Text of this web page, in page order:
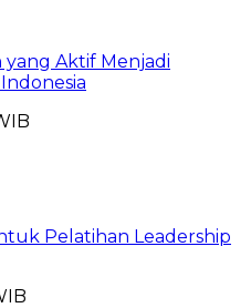
Aktif Menjadi
Pelatihan Leadership